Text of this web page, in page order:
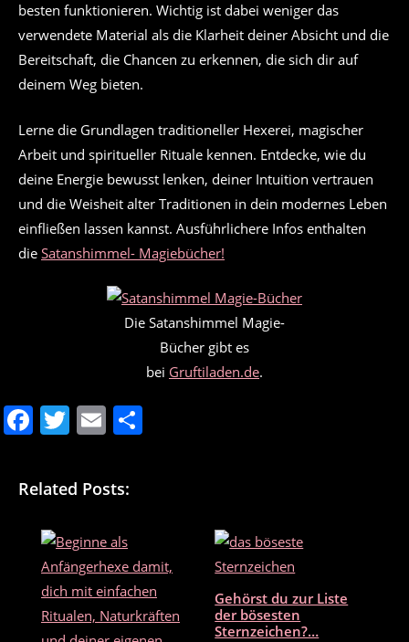
besten funktionieren. Wichtig ist dabei weniger das
verwendete Material als die Klarheit deiner Absicht und die
Bereitschaft, die Chancen zu erkennen, die sich dir auf
deinem Weg bieten.
Lerne die Grundlagen traditioneller Hexerei, magischer
Arbeit und spiritueller Rituale kennen. Entdecke, wie du
deine Energie bewusst lenken, deiner Intuition vertrauen
und die Weisheit alter Traditionen in dein modernes Leben
einfließen lassen kannst. Ausführlichere Infos enthalten
die Satanshimmel- Magiebücher!
Die Satanshimmel Magie-
Bücher gibt es
bei Gruftiladen.de.
F
a
c
e
b
o
o
k
T
w
itt
er
E
m
ai
l
Related Posts:
Gehörst du zur Liste
der bösesten
Sternzeichen?…